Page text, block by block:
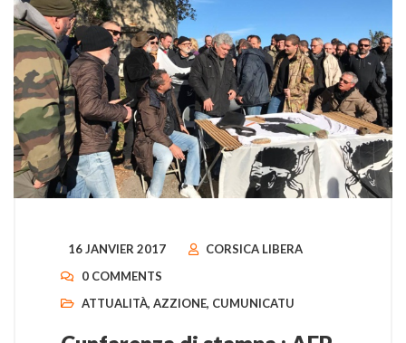
16 JANVIER 2017
CORSICA LIBERA
0 COMMENTS
ATTUALITÀ, AZZIONE, CUMUNICATU